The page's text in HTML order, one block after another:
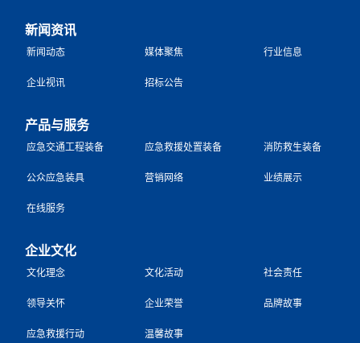
新闻资讯
新闻动态 媒体聚焦 行业信息
企业视讯 招标公告
产品与服务
应急交通工程装备 应急救援处置装备 消防救生装备
公众应急装具 营销网络 业绩展示
在线服务
企业文化
文化理念 文化活动 社会责任
领导关怀 企业荣誉 品牌故事
应急救援行动 温馨故事